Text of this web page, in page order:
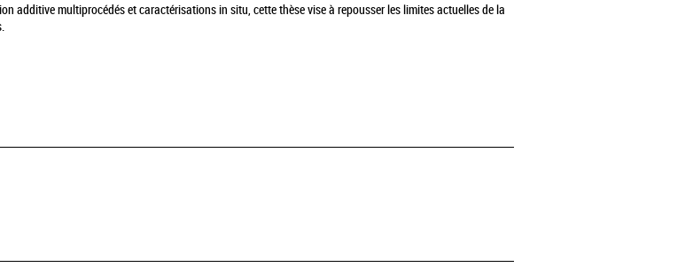
additive multiprocédés et caractérisations in situ, cette thèse vise à repousser les limites actuelles de la